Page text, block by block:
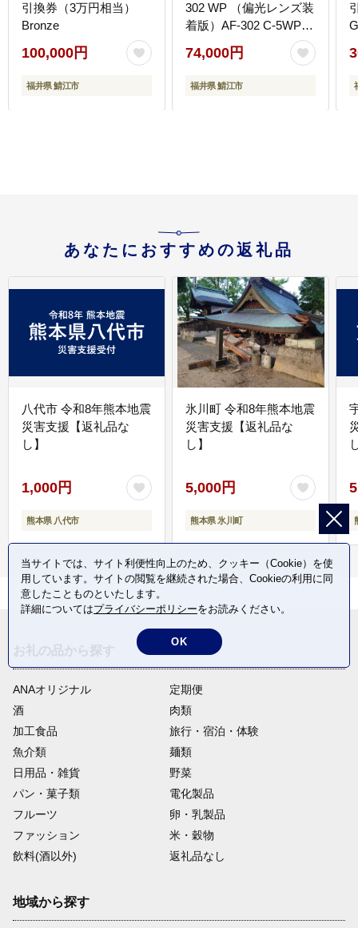
引換券（3万円相当）
Bronze
100,000円
福井県 鯖江市
302 WP （偏光レンズ装
着版）AF-302 C-5WP
パールホワイト
74,000円
福井県 鯖江市
あなたにおすすめの返礼品
八代市 令和8年熊本地震
災害支援【返礼品な
し】
1,000円
熊本県 八代市
氷川町 令和8年熊本地震
災害支援【返礼品な
し】
5,000円
熊本県 氷川町
ANAオリジナル
定期便
酒
肉類
加工食品
旅行・宿泊・体験
魚介類
麺類
日用品・雑貨
野菜
パン・菓子類
電化製品
フルーツ
卵・乳製品
ファッション
米・穀物
飲料(酒以外)
返礼品なし
地域から探す
当サイトでは、サイト利便性向上のため、クッキー（Cookie）を使
用しています。サイトの閲覧を継続された場合、Cookieの利用に同
意したことものといたします。
詳細についてはプライバシーポリシーをお読みください。
OK